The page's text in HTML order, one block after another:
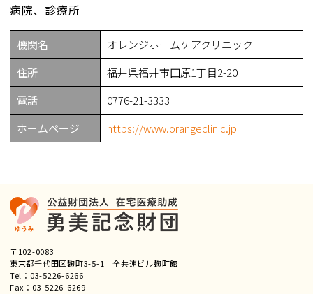
病院、診療所
機関名
オレンジホームケアクリニック
住所
福井県福井市田原1丁目2-20
電話
0776-21-3333
ホームページ
https://www.orangeclinic.jp
〒102-0083
東京都千代田区麹町3-5-1 全共連ビル麹町館
Tel： 03-5226-6266
Fax：03-5226-6269